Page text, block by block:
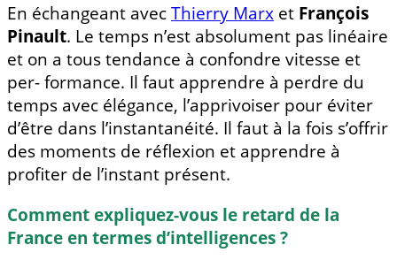
En échangeant avecThierry Marx et François
Pinault. Le temps n’est absolument pas linéaire
et on a tous tendance à confondre vitesse et
per- formance. Il faut apprendre à perdre du
temps avec élégance, l’apprivoiser pour éviter
d’être dans l’instantanéité. Il faut à la fois s’offrir
des moments de réflexion et apprendre à
profiter de l’instant présent.
Comment expliquez-vous le retard de la
France en termes d’intelligences ?